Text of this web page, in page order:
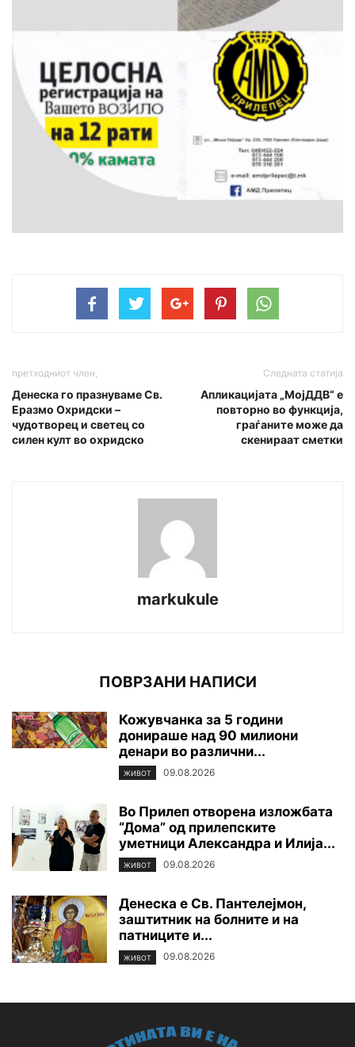
претходниот член,
Денеска го празнуваме Св.
Еразмо Охридски –
чудотворец и светец со
силен култ во охридско
Следната статија
Апликацијата „МојДДВ“ е
повторно во функција,
граѓаните може да
скенираат сметки
markukule
ПОВРЗАНИ НАПИСИ
Кожувчанка за 5 години
донираше над 90 милиони
денари во различни...
ЖИВОТ 09.08.2026
Во Прилеп отворена изложбата
“Дома” од прилепските
уметници Александра и Илија...
ЖИВОТ 09.08.2026
Денеска е Св. Пантелејмон,
заштитник на болните и на
патниците и...
ЖИВОТ 09.08.2026